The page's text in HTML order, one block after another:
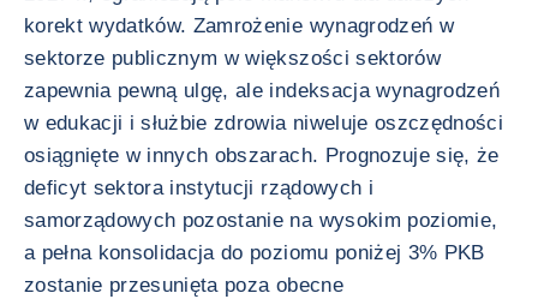
korekt wydatków. Zamrożenie wynagrodzeń w
sektorze publicznym w większości sektorów
zapewnia pewną ulgę, ale indeksacja wynagrodzeń
w edukacji i służbie zdrowia niweluje oszczędności
osiągnięte w innych obszarach. Prognozuje się, że
deficyt sektora instytucji rządowych i
samorządowych pozostanie na wysokim poziomie,
a pełna konsolidacja do poziomu poniżej 3% PKB
zostanie przesunięta poza obecne